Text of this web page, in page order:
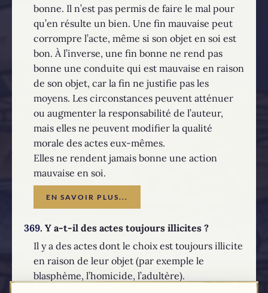
bonne. Il n’est pas permis de faire le mal pour
qu’en résulte un bien. Une fin mauvaise peut
corrompre l’acte, même si son objet en soi est
bon. À l’inverse, une fin bonne ne rend pas
bonne une conduite qui est mauvaise en raison
de son objet, car la fin ne justifie pas les
moyens. Les circonstances peuvent atténuer
ou augmenter la responsabilité de l’auteur,
mais elles ne peuvent modifier la qualité
morale des actes eux-mêmes.
Elles ne rendent jamais bonne une action
mauvaise en soi.
EN SAVOIR PLUS...
369. Y a-t-il des actes toujours illicites ?
Il y a des actes dont le choix est toujours illicite
en raison de leur objet (par exemple le
blasphème, l’homicide, l’adultère).